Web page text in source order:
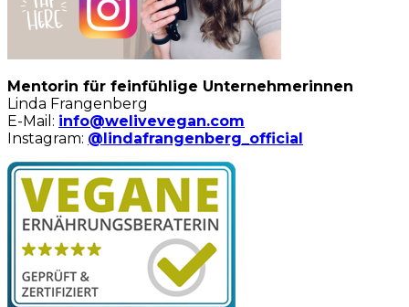
Mentorin für feinfühlige Unternehmerinnen
Linda Frangenberg
E-Mail: info@welivevegan.com
Instagram: @lindafrangenberg_official